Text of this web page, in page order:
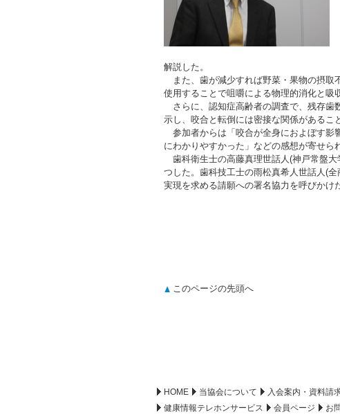
解説した。
また、歯が減少すれば野菜・果物の摂取
使用することで咀嚼による物理的消化と吸
さらに、認知症高齢者の調査で、残存歯
示し、咬合と転倒には密接な関係があるこ
参加者からは「咬合が全身におよぼす影
にわかりやすかった」などの感想が寄せら
歯科衛生士の高藤真理世話人(神戸常盤大
つした。歯科技工士の雨松真希人世話人(
実現を求める請願への署名協力を呼びかけ
このページの先頭へ
HOME 当協会について 入会案内・資料請
健康情報テレホンサービス
会員ページ お